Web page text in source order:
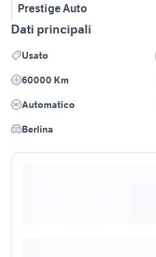
Prestige Auto
Dati principali
Usato
60000 Km
Automatico
Berlina